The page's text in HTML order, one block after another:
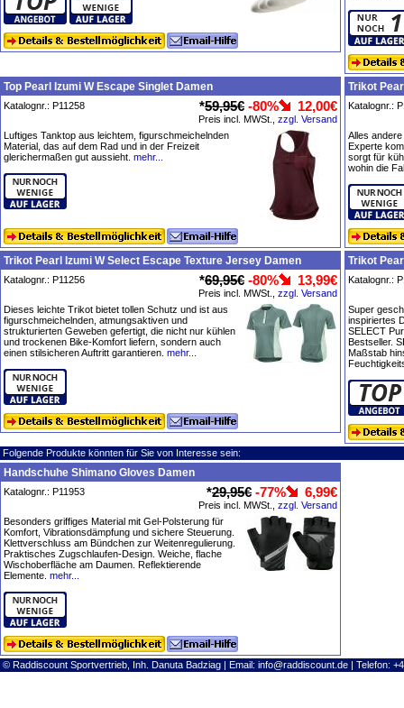
Top Pearl Izumi W Escape Singlet Damen
Katalognr.: P11258 *59,95€ -80% 12,00€
Preis incl. MWSt., zzgl. Versand
Luftiges Tanktop aus leichtem, figurschmeichelnden
Material, das auf dem Rad und in der Freizeit
glerichermaßen gut aussieht. mehr...
Trikot
Katalognr.:
Alles
Experte
sorgt für
wohin die
Trikot Pearl Izumi W Select Escape Texture Jersey Damen
Katalognr.: P11256 *69,95€ -80% 13,99€
Preis incl. MWSt., zzgl. Versand
Dieses leichte Trikot bietet tollen Schutz und ist aus
figurschmeichelnden, atmungsaktiven und
strukturierten Geweben gefertigt, die nicht nur kühlen
und trockenen Bike-Komfort liefern, sondern auch
einen stilsicheren Auftritt garantieren. mehr...
Trikot
Katalognr.:
Super
inspiriertes
SELECT
Bestseller.
Maßstab
Folgende Produkte könnten für Sie von Interesse sein:
Handschuhe Shimano Gloves Damen
Katalognr.: P11953 *29,95€ -77% 6,99€
Preis incl. MWSt., zzgl. Versand
Besonders griffiges Material mit Gel-Polsterung für
Komfort, Vibrationsdämpfung und sichere Steuerung.
Klettverschluss am Bündchen zur Weitenregulierung.
Praktisches Zugschlaufen-Design. Weiche, flache
Wischoberfläche am Daumen. Reflektierende
Elemente. mehr...
© Raddiscount Sportvertrieb, Inh. Danuta Badziag | Email: info@raddiscount.de | Telefon: